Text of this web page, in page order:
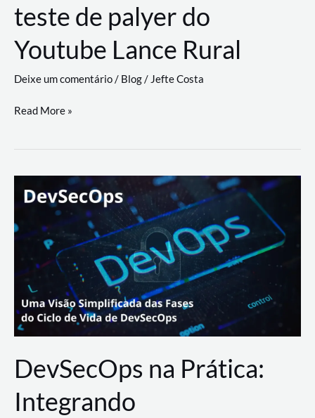
de
trabalho
com
a
workflows
teste de palyer do
Youtube Lance Rural
Deixe um comentário/ Blog/ Jefte Costa
teste
palyer
Lance
Rural
Read More »
DevSecOps na Prática:
Integrando